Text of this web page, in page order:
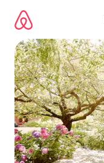
directement
contenu